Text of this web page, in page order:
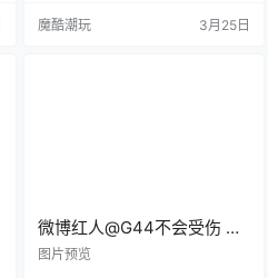
魔酷潮玩 3月25日
微博红人@G44不会受伤 妃
妃 [21P/163MB]
图片预览